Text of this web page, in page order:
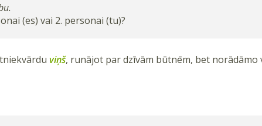
(es) vai 2. personai (tu)?
viņš, runājot par dzīvām būtnēm, bet norādāmo